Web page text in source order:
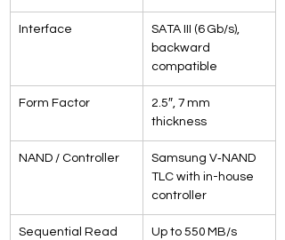
Interface
SATA III (6 Gb/s),
backward
compatible
Form Factor
2.5″, 7 mm
thickness
NAND / Controller
Samsung V‑NAND
TLC with in-house
controller
Sequential Read Up to 550 MB/s